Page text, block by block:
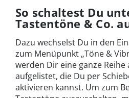
So schaltest Du
Tastentöne & Co.
Dazu wechselst Du in den
zum Menüpunkt „Töne &
werden Dir eine ganze Reihe
aufgelistet, die Du per
aktivieren kannst. Um zum